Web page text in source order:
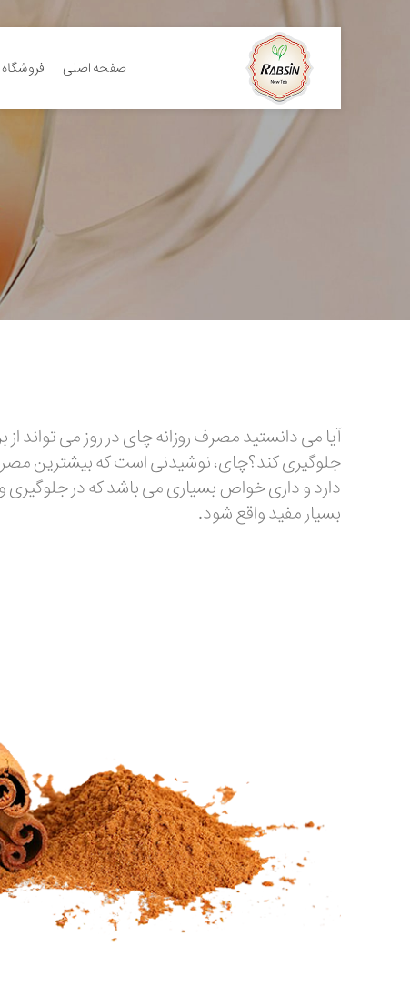
صفحه اصلی فروشگاه
آیا می دانستید مصرف روزانه چای در روز می تواند
جلوگیری کند؟چای، نوشیدنی است که بیشترین مصرف
دارد و داری خواص بسیاری می باشد که در جلوگیری
بسیار مفید واقع شود.